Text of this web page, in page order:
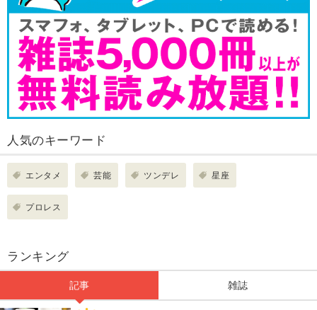
人気のキーワード
エンタメ 芸能 ツンデレ 星座
プロレス
ランキング
記事 雑誌